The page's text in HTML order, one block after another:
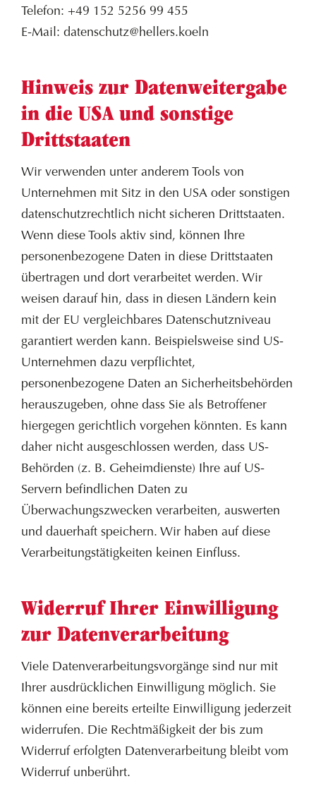
Telefon: +49 152 5256 99 455
E-Mail: datenschutz@hellers.koeln
Hinweis zur Datenweitergabe
in die USA und sonstige
Drittstaaten
Wir verwenden unter anderem Tools von
Unternehmen mit Sitz in den USA oder sonstigen
datenschutzrechtlich nicht sicheren Drittstaaten.
Wenn diese Tools aktiv sind, können Ihre
personenbezogene Daten in diese Drittstaaten
übertragen und dort verarbeitet werden. Wir
weisen darauf hin, dass in diesen Ländern kein
mit der EU vergleichbares Datenschutzniveau
garantiert werden kann. Beispielsweise sind US-
Unternehmen dazu verpflichtet,
personenbezogene Daten an Sicherheitsbehörden
herauszugeben, ohne dass Sie als Betroffener
hiergegen gerichtlich vorgehen könnten. Es kann
daher nicht ausgeschlossen werden, dass US-
Behörden (z. B. Geheimdienste) Ihre auf US-
Servern befindlichen Daten zu
Überwachungszwecken verarbeiten, auswerten
und dauerhaft speichern. Wir haben auf diese
Verarbeitungstätigkeiten keinen Einfluss.
Widerruf Ihrer Einwilligung
zur Datenverarbeitung
Viele Datenverarbeitungsvorgänge sind nur mit
Ihrer ausdrücklichen Einwilligung möglich. Sie
können eine bereits erteilte Einwilligung jederzeit
widerrufen. Die Rechtmäßigkeit der bis zum
Widerruf erfolgten Datenverarbeitung bleibt vom
Widerruf unberührt.